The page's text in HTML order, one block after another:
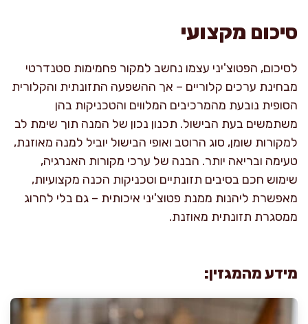
סיכום מקצועי
לסיכום, הפטוצ'יני עצמו נחשב למקור פחמימות סטנדרטי
מבחינת ערכים קלוריים – אך ההשפעה התזונתית והקלורית
הסופית נובעת מהמרכיבים המלווים והטכניקות בהן
משתמשים בעת הבישול. תכנון נכון של המנה תוך שימת לב
למקורות שומן, סוג הרוטב ואופי הבישול יוביל למנה מאוזנת,
טעימה ובריאה יותר. הבנה של ערכי מקורות האנרגיה,
שימוש חכם בסיבים תזונתיים וטכניקות הכנה מקצועיות,
מאפשרת ליהנות ממנת פטוצ'יני איכותית – גם בלי לחרוג
ממסגרת תזונתית מאוזנת.
מידע מהמגזין: